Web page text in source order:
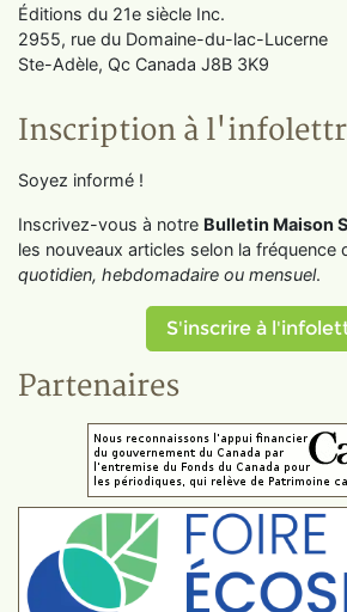
Éditions du 21e siècle Inc.
2955, rue du Domaine-du-lac-Lucerne
Ste-Adèle, Qc Canada J8B 3K9
Inscription à
Soyez informé !
Inscrivez-vous à notre Bulletin Maison
les nouveaux articles selon la fréquence
quotidien, hebdomadaire ou mensuel.
S'inscrire à
Partenaires